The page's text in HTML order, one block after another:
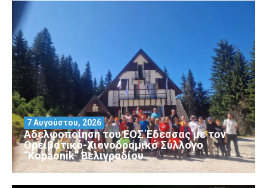
Αδελφοποίηση του ΕΟΣ Έδεσσας με τον
Ορειβατικό-Χιονοδρομικό Σύλλογο
“Kopaonik” Βελιγραδίου
7 Αυγούστου, 2026